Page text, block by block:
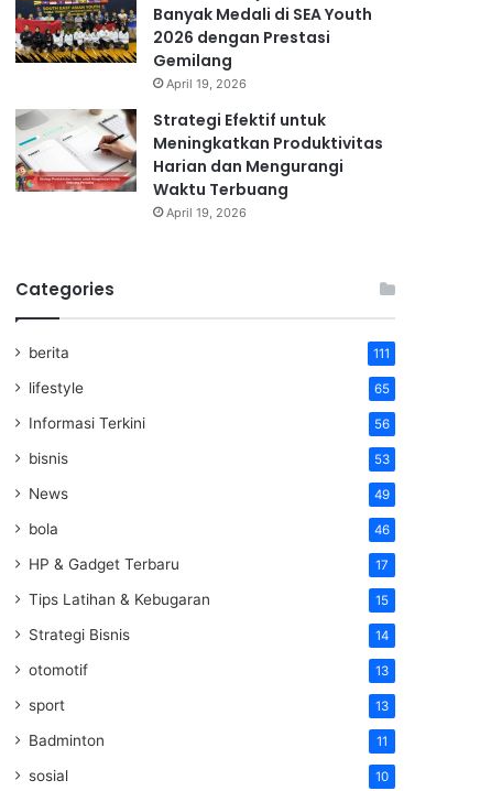
Banyak Medali di SEA Youth
2026 dengan Prestasi
Gemilang
April 19, 2026
Strategi Efektif untuk
Meningkatkan Produktivitas
Harian dan Mengurangi
Waktu Terbuang
April 19, 2026
Categories
berita 111
lifestyle 65
Informasi Terkini 56
bisnis 53
News 49
bola 46
HP & Gadget Terbaru 17
Tips Latihan & Kebugaran 15
Strategi Bisnis 14
otomotif 13
sport 13
Badminton 11
sosial 10